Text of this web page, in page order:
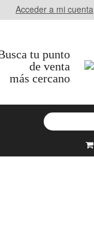
Acceder a mi cuenta
tu punto
de venta
más cercano